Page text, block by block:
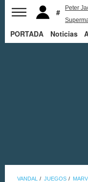
Peter
PORTADA Noticias
VANDAL JUEGOS